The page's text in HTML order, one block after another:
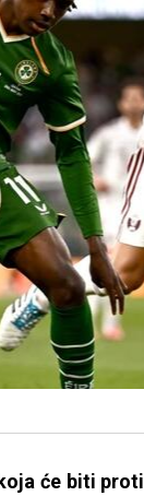
će biti